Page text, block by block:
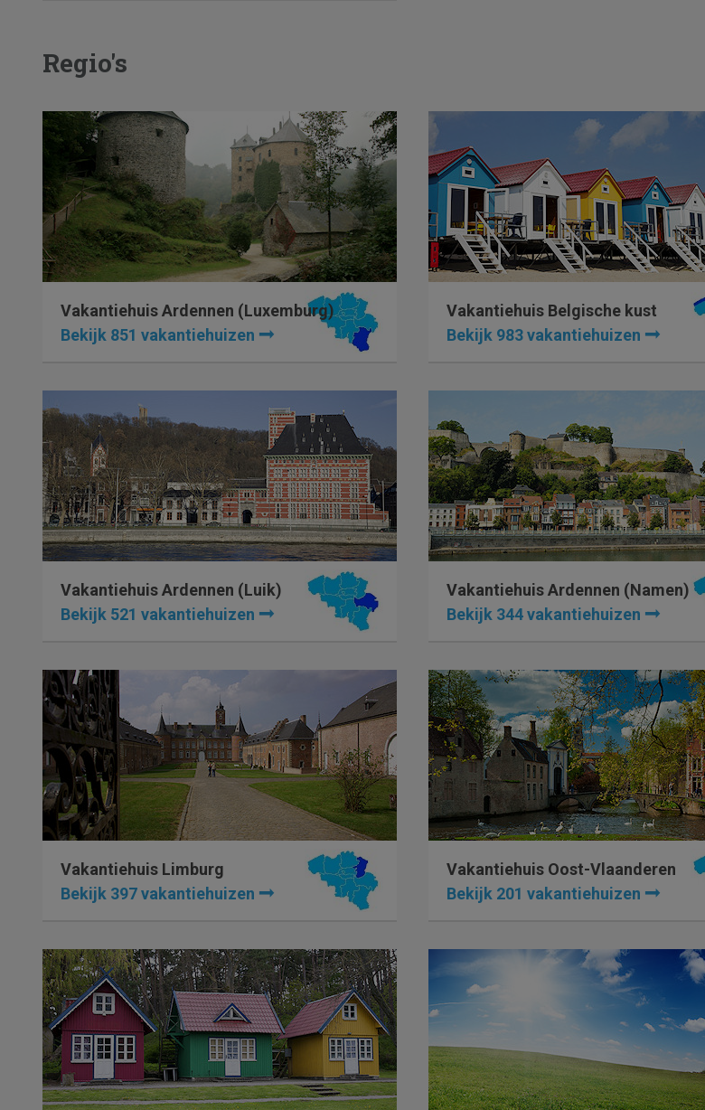
Regio's
Vakantiehuis Ardennen (Luxemburg)
Bekijk 851 vakantiehuizen
Vakantiehuis Belgische kust
Bekijk 983 vakantiehuizen
Vakantiehuis Ardennen (Luik)
Bekijk 521 vakantiehuizen
Vakantiehuis Ardennen (Namen)
Bekijk 344 vakantiehuizen
Vakantiehuis Limburg
Bekijk 397 vakantiehuizen
Vakantiehuis Oost-Vlaanderen
Bekijk 201 vakantiehuizen